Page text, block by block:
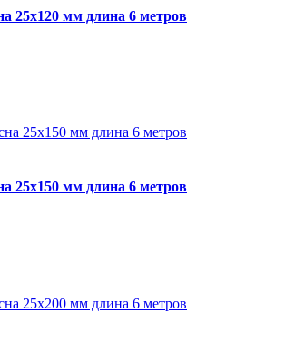
25х120 мм длина 6 метров
25х150 мм длина 6 метров